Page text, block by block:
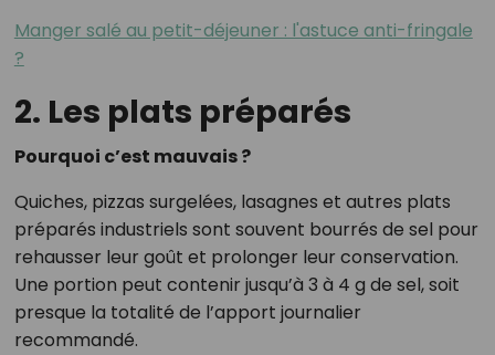
Manger salé au petit-déjeuner : l'astuce anti-fringale
?
2. Les plats préparés
Pourquoi c’est mauvais ?
Quiches, pizzas surgelées, lasagnes et autres plats
préparés industriels sont souvent bourrés de sel pour
rehausser leur goût et prolonger leur conservation.
Une portion peut contenir jusqu’à 3 à 4 g de sel, soit
presque la totalité de l’apport journalier
recommandé.